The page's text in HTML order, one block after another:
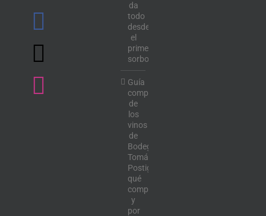
da
todo
desde
el
primer
sorbo
Guía
completa
de
los
vinos
de
Bodega
Tomás
Postigo:
qué
comprar
y
por